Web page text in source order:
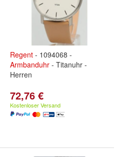
Regent - 1094068 -
Armbanduhr - Titanuhr -
Herren
72,76 €
Kostenloser Versand